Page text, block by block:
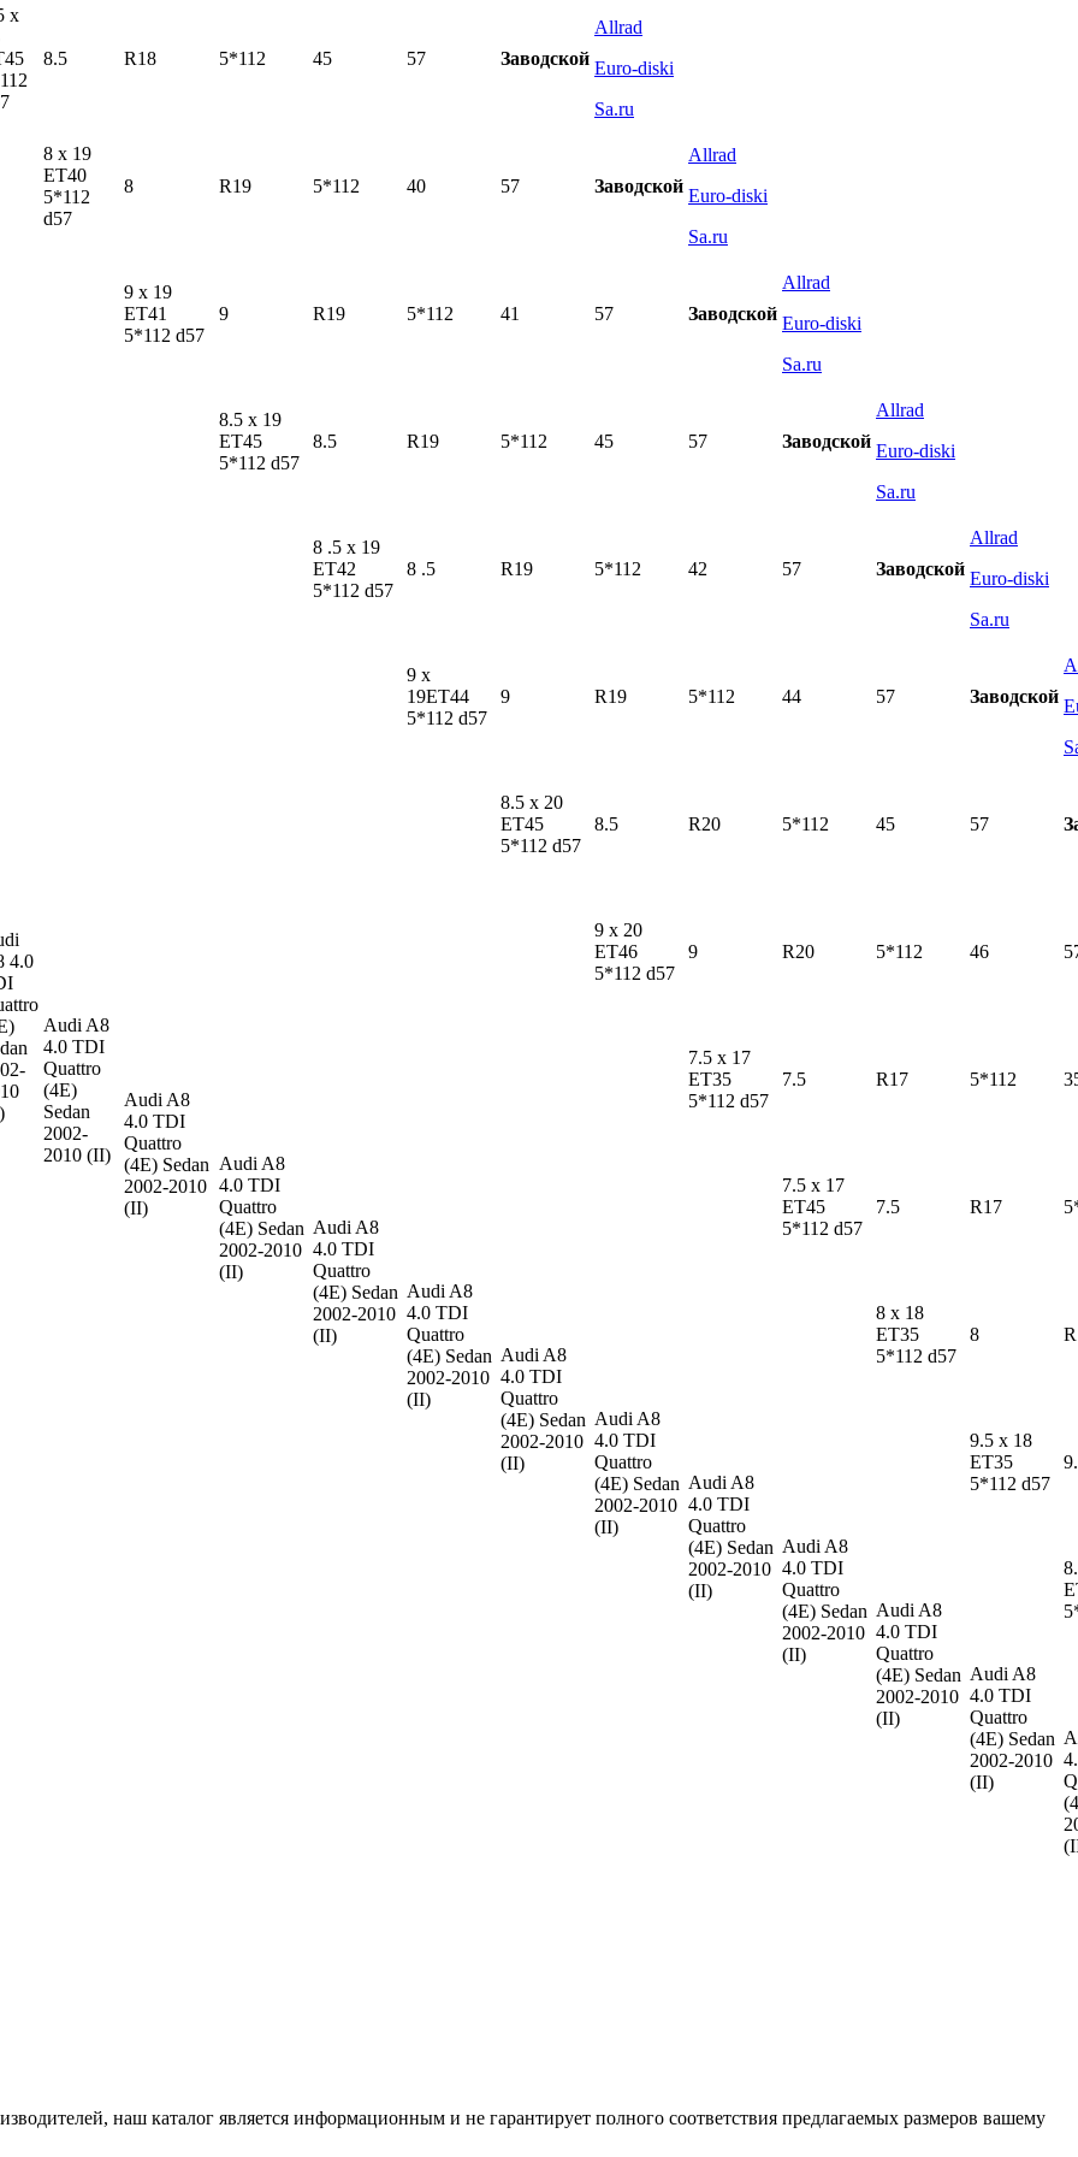
x
8.5 R18 5*112 45 57 Заводской
Allrad
Euro-diski
Sa.ru
4.0
8 x 19
ET40
5*112
d57
8 R19 5*112 40 57 Заводской
Allrad
Euro-diski
Sa.ru
Audi A8
4.0 TDI
Quattro
(4E)
Sedan
2002-
2010 (II)
9 x 19
ET41
5*112 d57
9 R19 5*112 41 57 Заводской
Allrad
Euro-diski
Sa.ru
Audi A8
4.0 TDI
Quattro
(4E) Sedan
2002-2010
(II)
8.5 x 19
ET45
5*112 d57
8.5 R19 5*112 45 57 Заводской
Allrad
Euro-diski
Sa.ru
Audi A8
4.0 TDI
Quattro
(4E) Sedan
2002-2010
(II)
8 .5 x 19
ET42
5*112 d57
8 .5 R19 5*112 42 57 Заводской
Allrad
Euro-diski
Sa.ru
Audi A8
4.0 TDI
Quattro
(4E) Sedan
2002-2010
(II)
9 x
19ET44
5*112 d57
9 R19 5*112 44 57 Заводской
Audi A8
4.0 TDI
Quattro
(4E) Sedan
2002-2010
(II)
8.5 x 20
ET45
5*112 d57
8.5 R20 5*112 45 57
Audi A8
4.0 TDI
Quattro
(4E) Sedan
2002-2010
(II)
9 x 20
ET46
5*112 d57
9 R20 5*112 46
Audi A8
4.0 TDI
Quattro
(4E) Sedan
2002-2010
(II)
7.5 x 17
ET35
5*112 d57
7.5 R17 5*112
Audi A8
4.0 TDI
Quattro
(4E) Sedan
2002-2010
(II)
7.5 x 17
ET45
5*112 d57
7.5 R17
Audi A8
4.0 TDI
Quattro
(4E) Sedan
2002-2010
(II)
8 x 18
ET35
5*112 d57
8
Audi A8
4.0 TDI
Quattro
(4E) Sedan
2002-2010
(II)
9.5 x 18
ET35
5*112 d57
Audi A8
4.0 TDI
Quattro
(4E) Sedan
2002-2010
(II)
наш каталог является информационным и не гарантирует полного соответствия предлагаемых размеров вашему